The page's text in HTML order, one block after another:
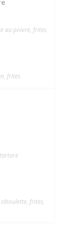
au poivre, frites
frites
frites,